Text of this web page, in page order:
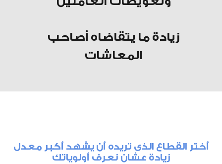
زيادة ما يتقاضاه أصاحب
المعاشات
أختر القطاع الذى تريده أن يشهد أكبر معدل
زيادة عشان نعرف أولوياتك